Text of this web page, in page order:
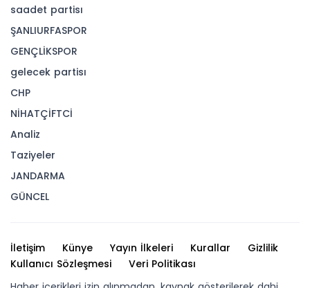
saadet partisı
ŞANLIURFASPOR
GENÇLİKSPOR
gelecek partisı
CHP
NİHATÇİFTCİ
Analiz
Taziyeler
JANDARMA
GÜNCEL
İletişim Künye Yayın İlkeleri Kurallar
Gizlilik
Kullanıcı Sözleşmesi
Veri Politikası